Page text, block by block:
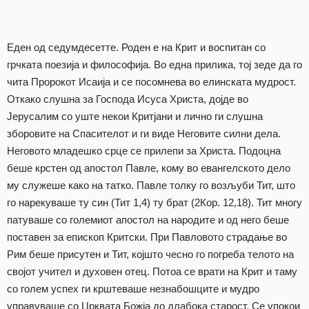
Еден од седумдесетте. Роден е на Крит и воспитан со
грчката поезија и философија. Во една прилика, тој зеде да го
чита Пророкот Исаија и се посомнева во елинската мудрост.
Откако слушна за Господа Исуса Христа, дојде во
Јерусалим со уште некои Критјани и лично ги слушна
зборовите на Спасителот и ги виде Неговите силни дела.
Неговото младешко срце се прилепи за Христа. Подоцна
беше крстен од апостол Павле, кому во евангелското дело
му служеше како на татко. Павле толку го возљуби Тит, што
го нарекуваше ту син (Тит 1,4) ту брат (2Кор. 12,18). Тит многу
патуваше со големиот апостол на народите и од него беше
поставен за епископ Критски. При Павловото страдање во
Рим беше присутен и Тит, којшто чесно го погреба телото на
својот учител и духовен отец. Потоа се врати на Крит и таму
со голем успех ги крштеваше незнабошците и мудро
управуваше со Црквата Божја до длабока старост. Се упокои